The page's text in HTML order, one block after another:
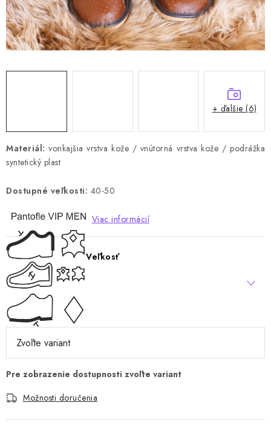
Materiál: vonkajšia vrstva kože / vnútorná vrstva kože / podrážka
syntetický plast
Dostupné veľkosti: 40-50
Viac informácií
Veľkosť
Možnosti doručenia
+ ďalšie (6)